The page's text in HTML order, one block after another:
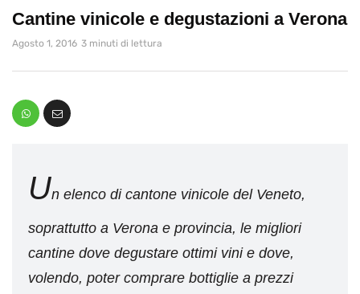
Cantine vinicole e degustazioni a Verona
Agosto 1, 2016 3 minuti di lettura
Un elenco di cantone vinicole del Veneto,
soprattutto a Verona e provincia, le migliori
cantine dove degustare ottimi vini e dove,
volendo, poter comprare bottiglie a prezzi